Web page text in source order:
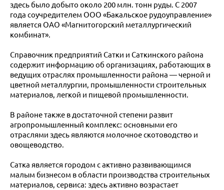
здесь было добыто около 200 млн. тонн руды. С 2007
года соучредителем ООО «Бакальское рудоуправление»
является ОАО «Магнитогорский металлургический
комбинат».
Справочник предприятий Сатки и Саткинского района
содержит информацию об организациях, работающих в
ведущих отраслях промышленности района — черной и
цветной металлургии, промышленности строительных
материалов, легкой и пищевой промышленности.
В районе также в достаточной степени развит
агропромышленный комплекс: основными его
отраслями здесь являются молочное скотоводство и
овощеводство.
Сатка является городом с активно развивающимся
малым бизнесом в области производства строительных
материалов, сервиса: здесь активно возрастает